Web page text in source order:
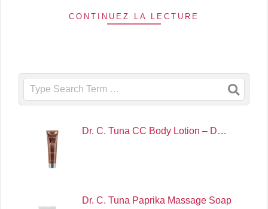
CONTINUEZ LA LECTURE
Search
Dr. C. Tuna CC Body Lotion – D…
Dr. C. Tuna Paprika Massage Soap